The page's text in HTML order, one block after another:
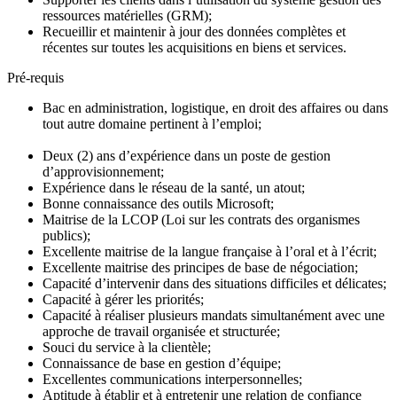
ressources matérielles (GRM);
Recueillir et maintenir à jour des données complètes et
récentes sur toutes les acquisitions en biens et services.
Pré-requis
Bac en administration, logistique, en droit des affaires ou dans
tout autre domaine pertinent à l’emploi;
Deux (2) ans d’expérience dans un poste de gestion
d’approvisionnement;
Expérience dans le réseau de la santé, un atout;
Bonne connaissance des outils Microsoft;
Maitrise de la LCOP (Loi sur les contrats des organismes
publics);
Excellente maitrise de la langue française à l’oral et à l’écrit;
Excellente maitrise des principes de base de négociation;
Capacité d’intervenir dans des situations difficiles et délicates;
Capacité à gérer les priorités;
Capacité à réaliser plusieurs mandats simultanément avec une
approche de travail organisée et structurée;
Souci du service à la clientèle;
Connaissance de base en gestion d’équipe;
Excellentes communications interpersonnelles;
Aptitude à établir et à entretenir une relation de confiance